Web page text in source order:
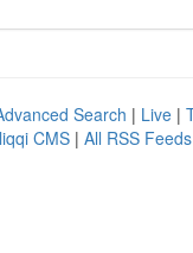
Search | Live |
CMS | All RSS Feeds